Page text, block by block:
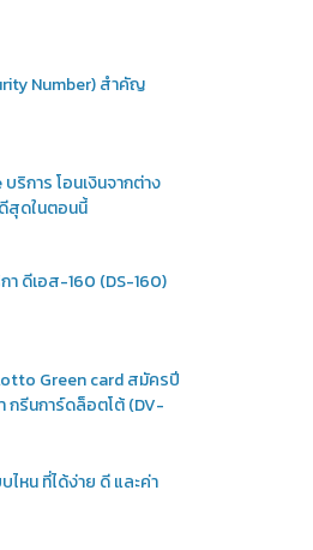
Number) สำคัญ
ริการ โอนเงินจากต่าง
ดีสุดในตอนนี้
า ดีเอส-160 (DS-160)
Green card สมัครปี
กรีนการ์ดล็อตโต้ (DV-
ไหน ที่ได้ง่าย ดี และค่า